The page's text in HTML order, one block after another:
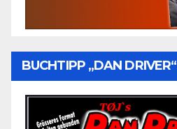
BUCHTIPP „DAN DRIVER“